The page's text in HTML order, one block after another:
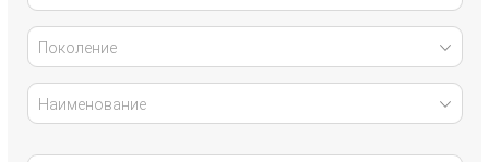
Kia
Land Rover
Mazda Mercedes-Benz
Поколение
Наименование